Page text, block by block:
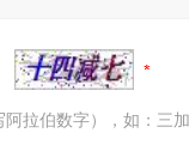
拉伯数字），如：三